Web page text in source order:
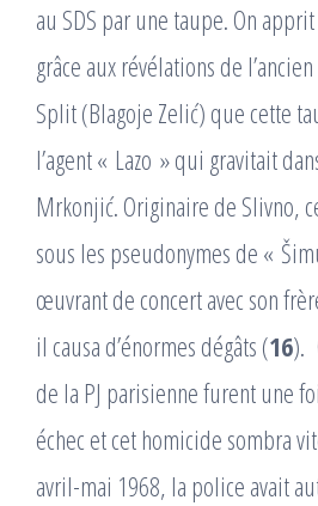
au SDS par une taupe. On
grâce aux révélations de
Split (Blagoje Zelić) que cette
l’agent « Lazo » qui gravitait
Mrkonjić. Originaire de Slivno,
sous les pseudonymes de «
œuvrant de concert avec son
il causa d’énormes dégâts (16).
de la PJ parisienne furent une
échec et cet homicide sombra
avril-mai 1968, la police avait